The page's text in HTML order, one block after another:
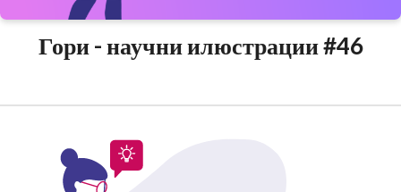
Гори - научни илюстрации #46